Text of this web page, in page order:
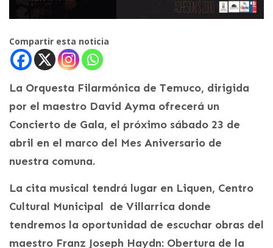
Compartir esta noticia
La Orquesta Filarmónica de Temuco, dirigida
por el maestro David Ayma ofrecerá un
Concierto de Gala, el próximo sábado 23 de
abril en el marco del Mes Aniversario de
nuestra comuna.
La cita musical tendrá lugar en Liquen, Centro
Cultural Municipal de Villarrica donde
tendremos la oportunidad de escuchar obras del
maestro Franz Joseph Haydn: Obertura de la